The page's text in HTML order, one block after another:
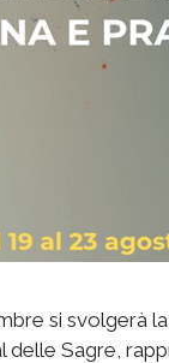
si svolgerà
delle Sagre,